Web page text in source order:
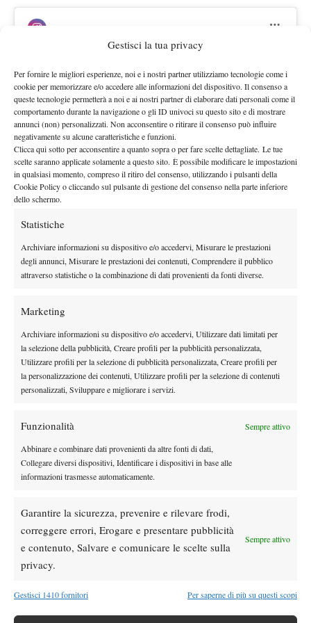
Gestisci la tua privacy
Per fornire le migliori esperienze, noi e i nostri partner utilizziamo tecnologie come i
cookie per memorizzare e/o accedere alle informazioni del dispositivo. Il consenso a
queste tecnologie permetterà a noi e ai nostri partner di elaborare dati personali come il
comportamento durante la navigazione o gli ID univoci su questo sito e di mostrare
annunci (non) personalizzati. Non acconsentire o ritirare il consenso può influire
negativamente su alcune caratteristiche e funzioni.
Clicca qui sotto per acconsentire a quanto sopra o per fare scelte dettagliate. Le tue
scelte saranno applicate solamente a questo sito. È possibile modificare le impostazioni
in qualsiasi momento, compreso il ritiro del consenso, utilizzando i pulsanti della
Cookie Policy o cliccando sul pulsante di gestione del consenso nella parte inferiore
dello schermo.
Statistiche
Archiviare informazioni su dispositivo e/o accedervi, Misurare le prestazioni
degli annunci, Misurare le prestazioni dei contenuti, Comprendere il pubblico
attraverso statistiche o la combinazione di dati provenienti da fonti diverse.
Marketing
Archiviare informazioni su dispositivo e/o accedervi, Utilizzare dati limitati per
la selezione della pubblicità, Creare profili per la pubblicità personalizzata,
Utilizzare profili per la selezione di pubblicità personalizzata, Creare profili per
la personalizzazione dei contenuti, Utilizzare profili per la selezione di contenuti
personalizzati, Sviluppare e migliorare i servizi.
Funzionalità Sempre attivo
Abbinare e combinare dati provenienti da altre fonti di dati,
Collegare diversi dispositivi, Identificare i dispositivi in base alle
informazioni trasmesse automaticamente.
Garantire la sicurezza, prevenire e rilevare frodi,
correggere errori, Erogare e presentare pubblicità
e contenuto, Salvare e comunicare le scelte sulla
privacy.
Sempre attivo
Gestisci 1410 fornitori Per saperne di più su questi scopi
Fai clic su "Accetto" per abilitare Instagram
Cookie Policy
Accetto
Masters 1000 Montreal 2026: programma,
orario e ordine di gioco venerdì 7 agosto.
Arnaldi apre sul Centrale
News
Atp News